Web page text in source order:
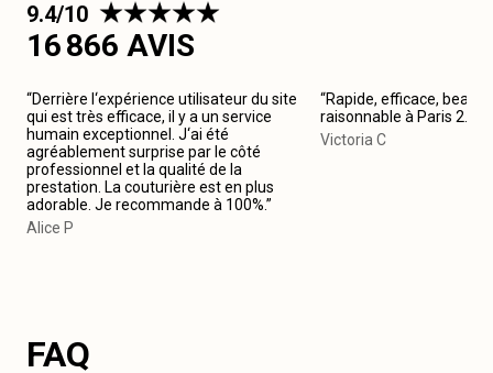
9.4/10
16 866 AVIS
“Derrière l‘expérience utilisateur du site
qui est très efficace, il y a un service
humain exceptionnel. J‘ai été
agréablement surprise par le côté
professionnel et la qualité de la
prestation. La couturière est en plus
adorable. Je recommande à 100%.”
Alice P
“Rapide, efficace, beau
raisonnable à Paris 2.
Victoria C
FAQ